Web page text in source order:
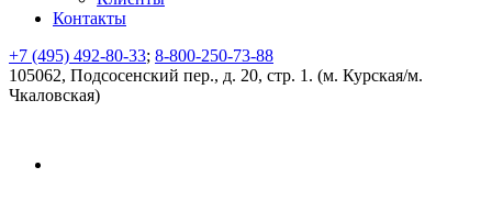
Контакты
+7 (495) 492-80-33; 8-800-250-73-88
105062, Подсосенский пер., д. 20, стр. 1. (м. Курская/м.
Чкаловская)